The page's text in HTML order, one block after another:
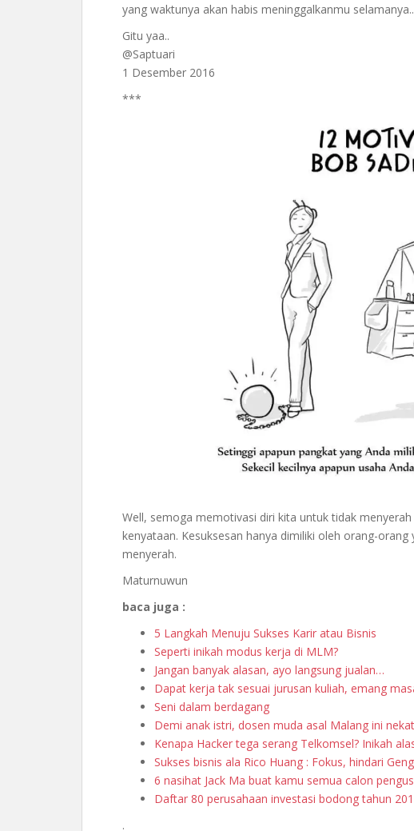
yang waktunya akan habis meninggalkanmu selamanya..
Gitu yaa..
@Saptuari
1 Desember 2016
***
Well, semoga memotivasi diri kita untuk tidak
kenyataan. Kesuksesan hanya dimiliki oleh orang-
menyerah.
Maturnuwun
baca juga :
5 Langkah Menuju Sukses Karir atau Bisnis
Seperti inikah modus kerja di MLM?
Jangan banyak alasan, ayo langsung jualan…
Dapat kerja tak sesuai jurusan kuliah, emang
Seni dalam berdagang
Demi anak istri, dosen muda asal Malang ini
Kenapa Hacker tega serang Telkomsel? Inikah
Sukses bisnis ala Rico Huang : Fokus, hindari
6 nasihat Jack Ma buat kamu semua calon
Daftar 80 perusahaan investasi bodong tahun
.